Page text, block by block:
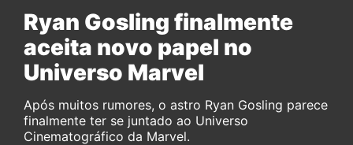
Ryan Gosling finalmente
aceita novo papel no
Universo Marvel
Após muitos rumores, o astro Ryan Gosling parece
finalmente ter se juntado ao Universo
Cinematográfico da Marvel.